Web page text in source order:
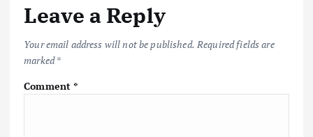
Leave a Reply
Your email address will not be published. Required fields are
marked*
Comment*